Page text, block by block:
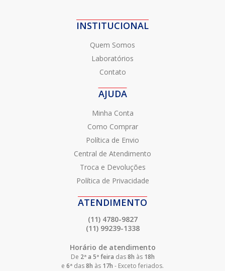
INSTITUCIONAL
Quem Somos
Laboratórios
Contato
AJUDA
Minha Conta
Como Comprar
Política de Envio
Central de Atendimento
Troca e Devoluções
Política de Privacidade
ATENDIMENTO
(11) 4780-9827
(11) 99239-1338
Horário de atendimento
De 2ª a 5ª feira das8h às 18h
e 6ª das8h às 17h - Exceto feriados.